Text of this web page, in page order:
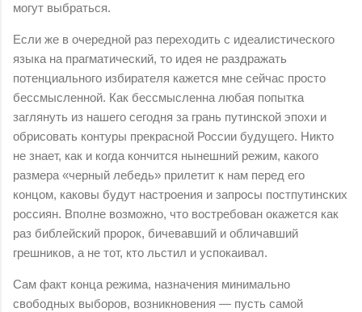
могут выбраться.
Если же в очередной раз переходить с идеалистического
языка на прагматический, то идея не раздражать
потенциального избирателя кажется мне сейчас просто
бессмысленной. Как бессмысленна любая попытка
заглянуть из нашего сегодня за грань путинской эпохи и
обрисовать контуры прекрасной России будущего. Никто
не знает, как и когда кончится нынешний режим, какого
размера «черный лебедь» прилетит к нам перед его
концом, каковы будут настроения и запросы постпутинских
россиян. Вполне возможно, что востребован окажется как
раз библейский пророк, бичевавший и обличавший
грешников, а не тот, кто льстил и успокаивал.
Сам факт конца режима, назначения минимально
свободных выборов, возникновения — пусть самой